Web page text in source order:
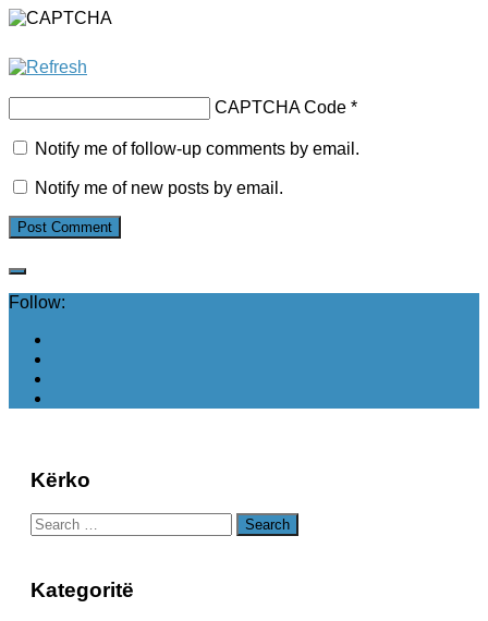
CAPTCHA Code *
Notify me of follow-up comments by email.
Notify me of new posts by email.
Follow:
Kërko
Search
for:
Kategoritë